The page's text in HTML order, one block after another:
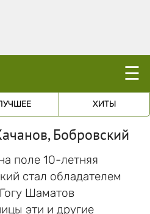
☰
ХИТЫ
Бобровский
поле 10-летняя
стал обладателем
Шаматов
эти и другие